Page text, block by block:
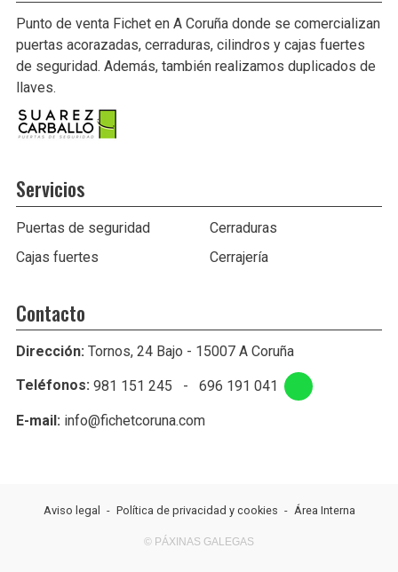
Punto de venta Fichet en A Coruña donde se comercializan
puertas acorazadas, cerraduras, cilindros y cajas fuertes
de seguridad. Además, también realizamos duplicados de
llaves.
Servicios
Puertas de seguridad
Cerraduras
Cajas fuertes
Cerrajería
Contacto
Dirección: Tornos, 24 Bajo - 15007 A Coruña
Teléfonos: 981 151 245 - 696 191 041
E-mail: info@fichetcoruna.com
Aviso legal - Política de privacidad y cookies - Área Interna
© PÁXINAS GALEGAS